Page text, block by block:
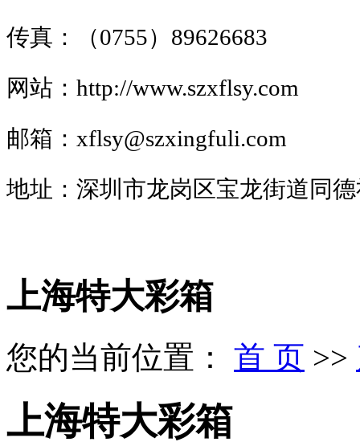
传真：（0755）89626683
网站： http://www.szxflsy.com
邮箱：xflsy@szxingfuli.com
地址：深圳市龙岗区宝龙街道同
上海特大彩箱
您的当前位置： 首 页 >>
上海特大彩箱